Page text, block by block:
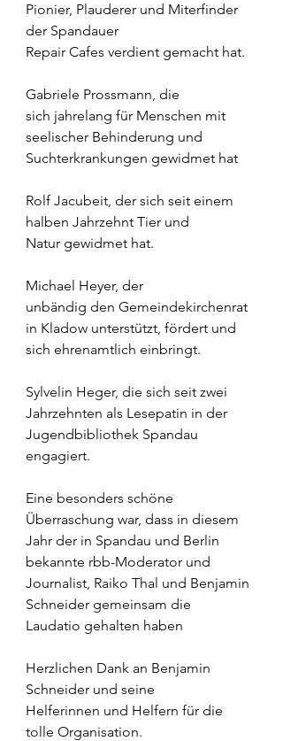
Pionier, Plauderer und Miterfinder
der Spandauer
Repair Cafes verdient gemacht hat.
Gabriele Prossmann, die
sich jahrelang für Menschen mit
seelischer Behinderung und
Suchterkrankungen gewidmet hat
Rolf Jacubeit, der sich seit einem
halben Jahrzehnt Tier und
Natur gewidmet hat.
Michael Heyer, der
unbändig den Gemeindekirchenrat
in Kladow unterstützt, fördert und
sich ehrenamtlich einbringt.
Sylvelin Heger, die sich seit zwei
Jahrzehnten als Lesepatin in der
Jugendbibliothek Spandau
engagiert.
Eine besonders schöne
Überraschung war, dass in diesem
Jahr der in Spandau und Berlin
bekannte rbb-Moderator und
Journalist, Raiko Thal und Benjamin
Schneider gemeinsam die
Laudatio gehalten haben
Herzlichen Dank an Benjamin
Schneider und seine
Helferinnen und Helfern für die
tolle Organisation.